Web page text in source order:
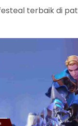
terbaik di